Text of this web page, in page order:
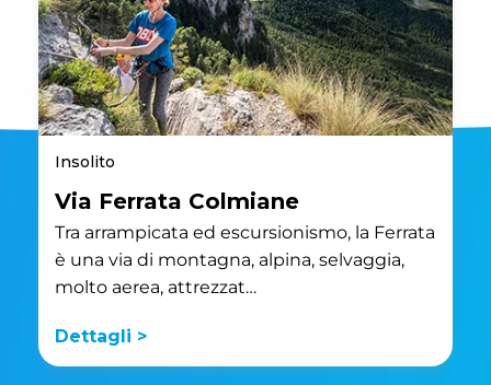
Insolito
Via Ferrata Colmiane
Tra arrampicata ed escursionismo, la Ferrata
è una via di montagna, alpina, selvaggia,
molto aerea, attrezzat…
Dettagli >